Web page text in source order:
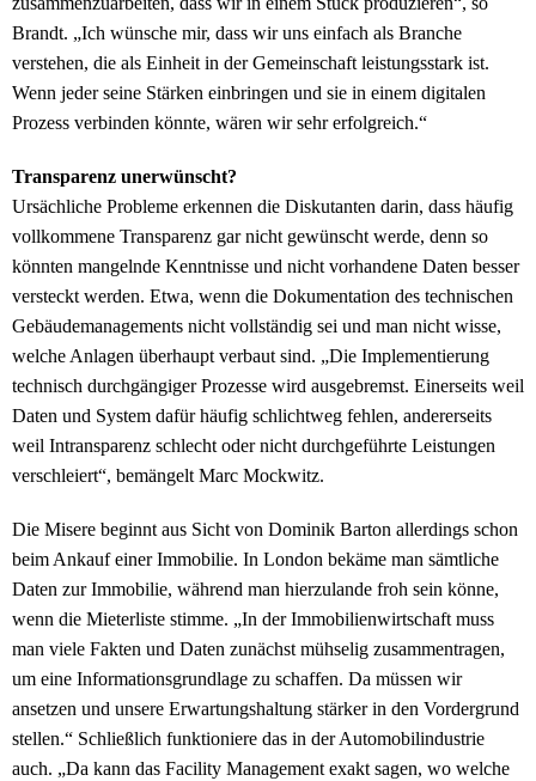
Brandt. „Ich wünsche mir, dass wir uns einfach als Branche
verstehen, die als Einheit in der Gemeinschaft leistungsstark ist.
Wenn jeder seine Stärken einbringen und sie in einem digitalen
Prozess verbinden könnte, wären wir sehr erfolgreich.“
Transparenz unerwünscht?
Ursächliche Probleme erkennen die Diskutanten darin, dass häufig
vollkommene Transparenz gar nicht gewünscht werde, denn so
könnten mangelnde Kenntnisse und nicht vorhandene Daten besser
versteckt werden. Etwa, wenn die Dokumentation des technischen
Gebäudemanagements nicht vollständig sei und man nicht wisse,
welche Anlagen überhaupt verbaut sind. „Die Implementierung
technisch durchgängiger Prozesse wird ausgebremst. Einerseits weil
Daten und System dafür häufig schlichtweg fehlen, andererseits
weil Intransparenz schlecht oder nicht durchgeführte Leistungen
verschleiert“, bemängelt Marc Mockwitz.
Die Misere beginnt aus Sicht von Dominik Barton allerdings schon
beim Ankauf einer Immobilie. In London bekäme man sämtliche
Daten zur Immobilie, während man hierzulande froh sein könne,
wenn die Mieterliste stimme. „In der Immobilienwirtschaft muss
man viele Fakten und Daten zunächst mühselig zusammentragen,
um eine Informationsgrundlage zu schaffen. Da müssen wir
ansetzen und unsere Erwartungshaltung stärker in den Vordergrund
stellen.“ Schließlich funktioniere das in der Automobilindustrie
auch. „Da kann das Facility Management exakt sagen, wo welche